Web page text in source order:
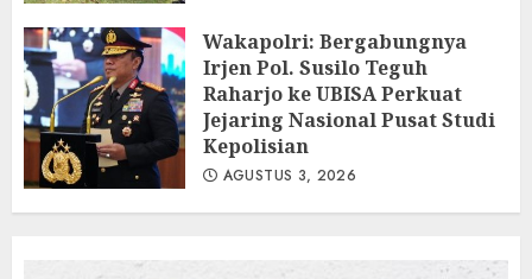
Kebun Raya Bogor
AGUSTUS 3, 2026
Wakapolri: Bergabungnya
Irjen Pol. Susilo Teguh
Raharjo ke UBISA Perkuat
Jejaring Nasional Pusat Studi
Kepolisian
AGUSTUS 3, 2026